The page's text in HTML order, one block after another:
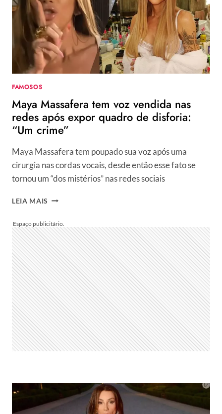
MAYA
MASSAFERA?
APÓS
POLÊMICA,
INFLUENCIADORA
PASSARÁ
POR
FAMOSOS
Maya Massafera tem voz vendida nas
redes após expor quadro de disforia:
“Um crime”
Maya Massafera tem poupado sua voz após uma
cirurgia nas cordas vocais, desde então esse fato se
tornou um “dos mistérios” nas redes sociais
LEIA MAIS MAYA
VOZ
VENDIDA
NAS
REDES
APÓS
EXPOR
QUADRO
DE
DISFORIA:
“UM
CRIME”